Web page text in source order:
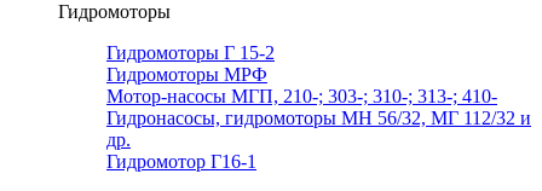
Гидромоторы
Гидромоторы Г 15-2
Гидромоторы МРФ
Мотор-насосы МГП, 210-; 303-; 310-; 313-; 410-
Гидронасосы, гидромоторы МН 56/32, МГ 112/32 и
др.
Гидромотор Г16-1